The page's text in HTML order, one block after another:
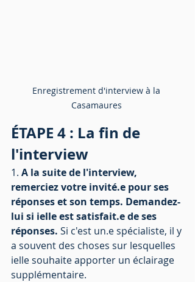
Enregistrement d'interview à la
Casamaures
ÉTAPE 4 : La fin de
l'interview
1. A la suite de l'interview,
remerciez votre invité.e pour ses
réponses et son temps. Demandez-
lui si ielle est satisfait.e de ses
réponses. Si c'est un.e spécialiste, il y
a souvent des choses sur lesquelles
ielle souhaite apporter un éclairage
supplémentaire.